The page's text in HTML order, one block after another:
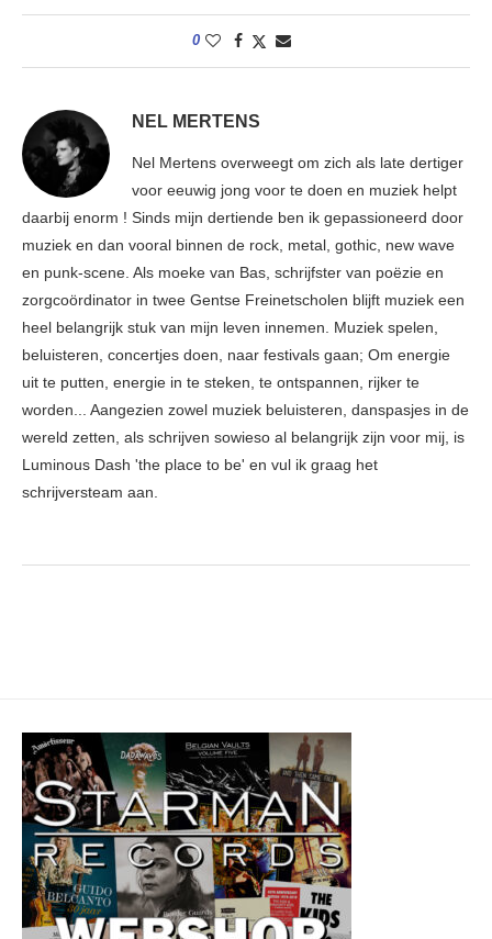
0
NEL MERTENS
Nel Mertens overweegt om zich als late dertiger
voor eeuwig jong voor te doen en muziek helpt
daarbij enorm ! Sinds mijn dertiende ben ik gepassioneerd door
muziek en dan vooral binnen de rock, metal, gothic, new wave
en punk-scene. Als moeke van Bas, schrijfster van poëzie en
zorgcoördinator in twee Gentse Freinetscholen blijft muziek een
heel belangrijk stuk van mijn leven innemen. Muziek spelen,
beluisteren, concertjes doen, naar festivals gaan; Om energie
uit te putten, energie in te steken, te ontspannen, rijker te
worden... Aangezien zowel muziek beluisteren, danspasjes in de
wereld zetten, als schrijven sowieso al belangrijk zijn voor mij, is
Luminous Dash 'the place to be' en vul ik graag het
schrijversteam aan.